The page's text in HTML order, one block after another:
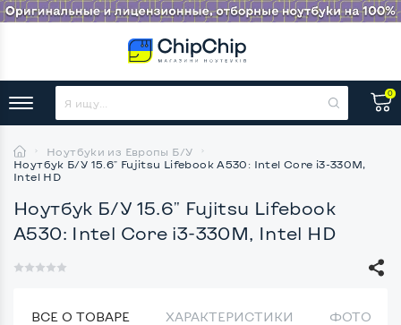
0
Ноутбуки из Европы Б/У
Ноутбук Б/У 15.6" Fujitsu Lifebook A530: Intel Core i3-330M,
Intel HD
Ноутбук Б/У 15.6" Fujitsu Lifebook
A530: Intel Core i3-330M, Intel HD
ВСЕ О ТОВАРЕ ХАРАКТЕРИСТИКИ ФОТО